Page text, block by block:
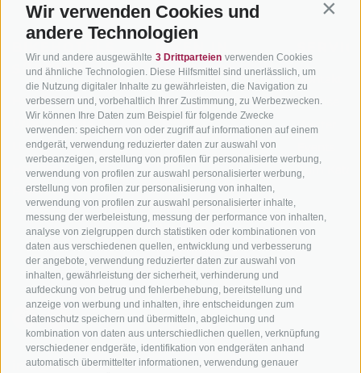
Wir verwenden Cookies und
andere Technologien
Wir und andere ausgewählte 3 Drittparteien verwenden Cookies
und ähnliche Technologien. Diese Hilfsmittel sind unerlässlich, um
die Nutzung digitaler Inhalte zu gewährleisten, die Navigation zu
verbessern und, vorbehaltlich Ihrer Zustimmung, zu Werbezwecken.
Wir können Ihre Daten zum Beispiel für folgende Zwecke
verwenden: speichern von oder zugriff auf informationen auf einem
endgerät, verwendung reduzierter daten zur auswahl von
werbeanzeigen, erstellung von profilen für personalisierte werbung,
verwendung von profilen zur auswahl personalisierter werbung,
erstellung von profilen zur personalisierung von inhalten,
verwendung von profilen zur auswahl personalisierter inhalte,
messung der werbeleistung, messung der performance von inhalten,
analyse von zielgruppen durch statistiken oder kombinationen von
daten aus verschiedenen quellen, entwicklung und verbesserung
der angebote, verwendung reduzierter daten zur auswahl von
inhalten, gewährleistung der sicherheit, verhinderung und
aufdeckung von betrug und fehlerbehebung, bereitstellung und
anzeige von werbung und inhalten, ihre entscheidungen zum
datenschutz speichern und übermitteln, abgleichung und
kombination von daten aus unterschiedlichen quellen, verknüpfung
verschiedener endgeräte, identifikation von endgeräten anhand
automatisch übermittelter informationen, verwendung genauer
SÜDTIROL
Hotels & Pakete
Urlaubspakete
Unsere Gutscheine
Hot Deals
Bike & Work
BIKEN IN
SÜDTIROL
Mountainbiken in
Südtirol
Rennradfahren in
Südtirol
Radwege in Südtirol
Bikeshops & Verleihe
Bike-Schulen
Tourenzentrale
Kontakt
Anreise
Wetter
Zum
info@bikehotels.it